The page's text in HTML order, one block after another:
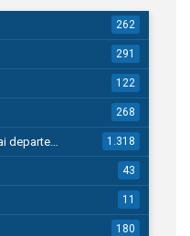
262
291
122
268
departe… 1.318
43
11
180